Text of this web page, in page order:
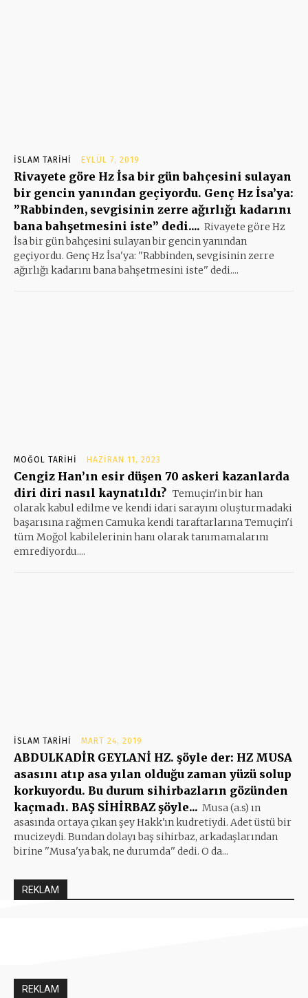
İSLAM TARIHI EYLÜL 7, 2019
Rivayete göre Hz İsa bir gün bahçesini sulayan
bir gencin yanından geçiyordu. Genç Hz İsa’ya:
”Rabbinden, sevgisinin zerre ağırlığı kadarını
bana bahşetmesini iste” dedi.... Rivayete göre Hz
İsa bir gün bahçesini sulayan bir gencin yanından
geçiyordu. Genç Hz İsa'ya: ''Rabbinden, sevgisinin zerre
ağırlığı kadarını bana bahşetmesini iste'' dedi....
MOĞOL TARIHI HAZIRAN 11, 2023
Cengiz Han’ın esir düşen 70 askeri kazanlarda
diri diri nasıl kaynatıldı? Temuçin'in bir han
olarak kabul edilme ve kendi idari sarayını oluşturmadaki
başarısına rağmen Camuka kendi taraftarlarına Temuçin'i
tüm Moğol kabilelerinin hanı olarak tanımamalarını
emrediyordu....
İSLAM TARIHI MART 24, 2019
ABDULKADİR GEYLANİ HZ. şöyle der: HZ MUSA
asasını atıp asa yılan olduğu zaman yüzü solup
korkuyordu. Bu durum sihirbazların gözünden
kaçmadı. BAŞ SİHİRBAZ şöyle... Musa (a.s) ın
asasında ortaya çıkan şey Hakk'ın kudretiydi. Adet üstü bir
mucizeydi. Bundan dolayı baş sihirbaz, arkadaşlarından
birine ''Musa'ya bak, ne durumda'' dedi. O da...
REKLAM
REKLAM